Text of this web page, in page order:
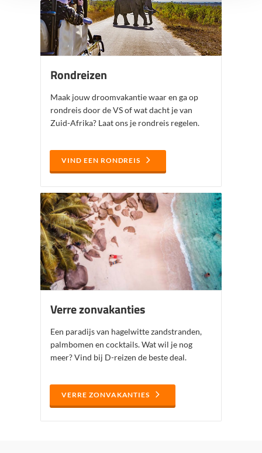
Rondreizen
Maak jouw droomvakantie waar en ga op
rondreis door de VS of wat dacht je van
Zuid-Afrika? Laat ons je rondreis regelen.
VIND EEN RONDREIS
Verre zonvakanties
Een paradijs van hagelwitte zandstranden,
palmbomen en cocktails. Wat wil je nog
meer? Vind bij D-reizen de beste deal.
VERRE ZONVAKANTIES